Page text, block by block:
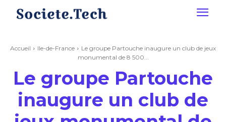
Accueil Ile-de-France
Le groupe Partouche inaugure un club de jeux
monumental de 8 500...
Le groupe Partouche
inaugure un club de